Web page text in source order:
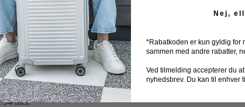
– 54 L
der giver dig ekstra plads, når du har brug for det. Perfekt til
54 liter.
Nej,
*Rabatkoden er kun gyldig for
sammen med andre rabatter,
Ved tilmelding accepterer du
nyhedsbrev. Du kan til enhver